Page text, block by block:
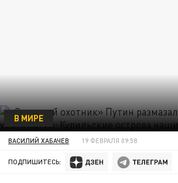
В МИРЕ
ВАСИЛИЙ ХАБАЧЕВ 19 ФЕВРАЛЯ 09:58
ПОДПИШИТЕСЬ: